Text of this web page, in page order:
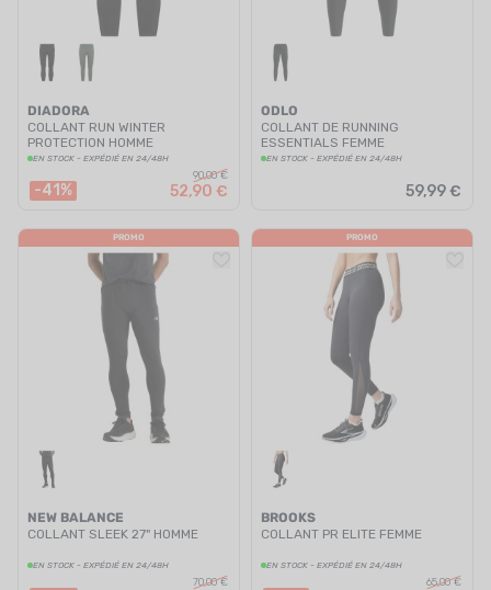
DIADORA
COLLANT RUN WINTER
PROTECTION HOMME
EN STOCK - EXPÉDIÉ EN 24/48H
-41%
90,00 €
52,90 €
ODLO
COLLANT DE RUNNING
ESSENTIALS FEMME
EN STOCK - EXPÉDIÉ EN 24/48H
59,99 €
PROMO
NEW BALANCE
COLLANT SLEEK 27" HOMME
EN STOCK - EXPÉDIÉ EN 24/48H
70,00 €
PROMO
BROOKS
COLLANT PR ELITE FEMME
EN STOCK - EXPÉDIÉ EN 24/48H
65,00 €